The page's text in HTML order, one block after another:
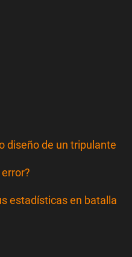
diseño de un tripulante
estadísticas en batalla